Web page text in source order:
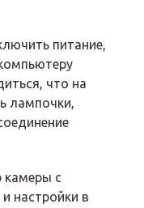
питание,
что на
лампочки,
камеры с
настройки в